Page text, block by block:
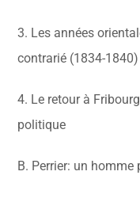
3. Les années
contrarié (1834-1840)
4. Le retour à
politique
B. Perrier: un